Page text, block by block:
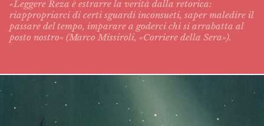
«Leggere Reza è estrarre la verità dalla retorica:
riappropriarci di certi sguardi inconsueti, saper maledire il
passare del tempo, imparare a goderci chi si arrabatta al
posto nostro» (Marco Missiroli, «Corriere della Sera»).